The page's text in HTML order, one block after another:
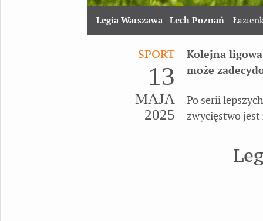
Legia Warszawa - Lech Poznań –
SPORT
13
MAJA
2025
Kolejna
może
Po serii
zwycięstwo jest